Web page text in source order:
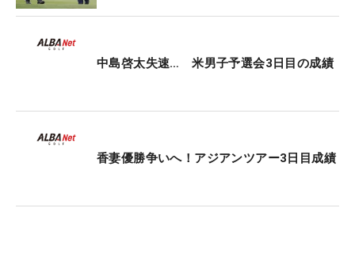
どきやるけれどトーナメントでは初めてで、本当に
価値を感じている。
担いでいるが、息子の評価はというと…。「父はフ
ックをすごく大きく読むんだ。ぼくのパッティング
は父ほどフックしないから、右に外れることが多
中島啓太失速… 米男子予選会3日目の成績
香妻優勝争いへ！アジアンツアー3日目成績